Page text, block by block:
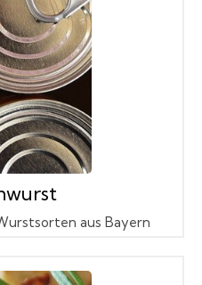
aus Bayern